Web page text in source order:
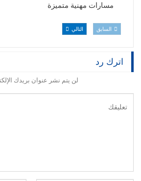
مسارات مهنية متميزة
السابق التالي
اترك رد
لن يتم نشر عنوان بريدك